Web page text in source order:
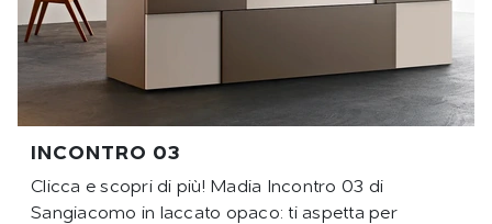
INCONTRO 03
Clicca e scopri di più! Madia Incontro 03 di
Sangiacomo in laccato opaco: ti aspetta per